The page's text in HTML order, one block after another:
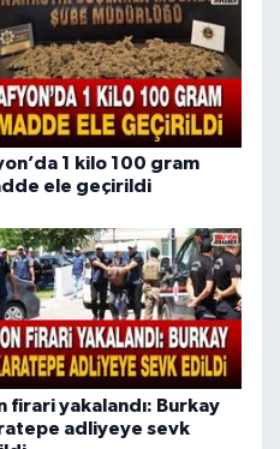
1 kilo 100 gram
ele geçirildi
firari yakalandı: Burkay
adliyeye sevk